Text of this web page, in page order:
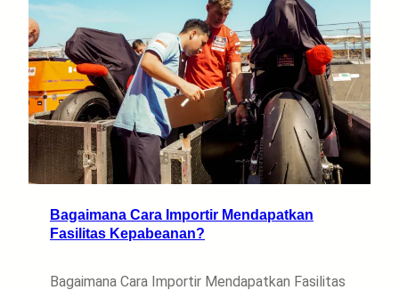
Bagaimana Cara Importir Mendapatkan
Fasilitas Kepabeanan?
Bagaimana Cara Importir Mendapatkan Fasilitas